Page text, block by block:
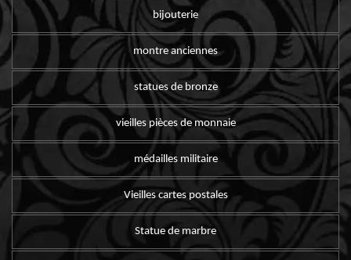
bijouterie
montre anciennes
statues de bronze
vieilles pièces de monnaie
médailles militaire
Vieilles cartes postales
Statue de marbre